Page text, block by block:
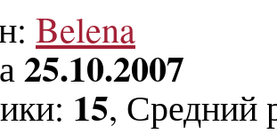
Belena
25.10.2007
15, Средний